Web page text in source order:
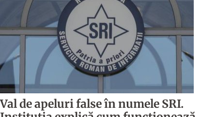
Val de apeluri false în numele SRI.